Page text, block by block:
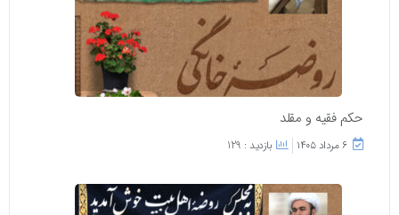
حکم فقیه و مقلد
۶ مرداد ۱۴۰۵ بازدید : 129